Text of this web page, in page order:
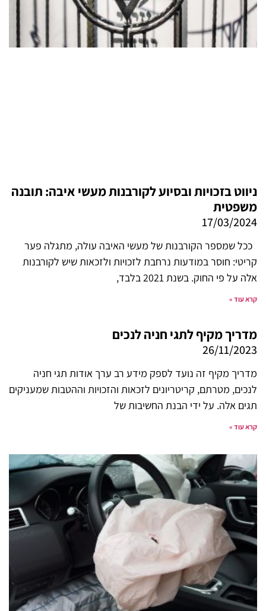
ניווט בזכויות ובסיוע לקורבנות מעשי איבה: תובנה
משפטית
17/03/2024
ככל שמספר הקורבנות של מעשי האיבה עולה, מתגלה פער
קריטי: חוסר במודעות נרחבת לזכויות ולזכאות שיש לקורבנות
אלה על פי החוק. בשנת 2021 בלבד,
קרא עוד »
מדריך מקיף לתגי חניה לנכים
26/11/2023
מדריך מקיף זה נועד לספק מידע רב ערך אודות תגי חניה
לנכים, מטרתם, קריטריונים לזכאות והזכויות וההטבות שמעניקים
תגים אלה. על ידי הבנת החשיבות של
קרא עוד »